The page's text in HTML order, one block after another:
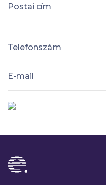
Postai cím
Telefonszám
E-mail